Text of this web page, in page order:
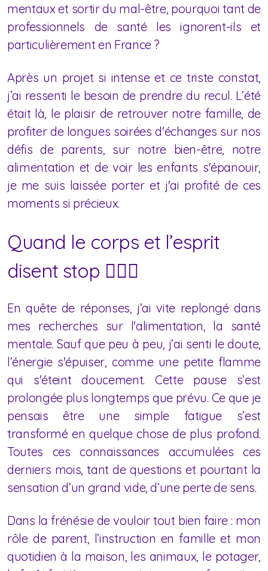
mentaux et sortir du mal-être, pourquoi tant de
professionnels de santé les ignorent-ils et
particulièrement en France ?
Après un projet si intense et ce triste constat,
j’ai ressenti le besoin de prendre du recul. L’été
était là, le plaisir de retrouver notre famille, de
profiter de longues soirées d'échanges sur nos
défis de parents, sur notre bien-être, notre
alimentation et de voir les enfants s'épanouir,
je me suis laissée porter et j'ai profité de ces
moments si précieux.
Quand le corps et l’esprit
disent stop 🧘🏼‍♀️
En quête de réponses, j’ai vite replongé dans
mes recherches sur l'alimentation, la santé
mentale. Sauf que peu à peu, j’ai senti le doute,
l’énergie s'épuiser, comme une petite flamme
qui s'éteint doucement. Cette pause s’est
prolongée plus longtemps que prévu. Ce que je
pensais être une simple fatigue s’est
transformé en quelque chose de plus profond.
Toutes ces connaissances accumulées ces
derniers mois, tant de questions et pourtant la
sensation d’un grand vide, d’une perte de sens.
Dans la frénésie de vouloir tout bien faire : mon
rôle de parent, l’instruction en famille et mon
quotidien à la maison, les animaux, le potager,